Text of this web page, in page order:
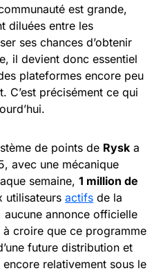
est grande,
diluées entre les
ses chances d’obtenir
il devient donc essentiel
plateformes encore peu
C’est précisément ce qui
de points de Rysk a
avec une mécanique
semaine, 1 million de
utilisateurs actifs de la
aucune annonce officielle
croire que ce programme
future distribution et
relativement sous le